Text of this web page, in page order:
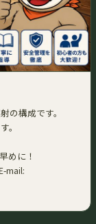
構成です。
。
めに！
mail: